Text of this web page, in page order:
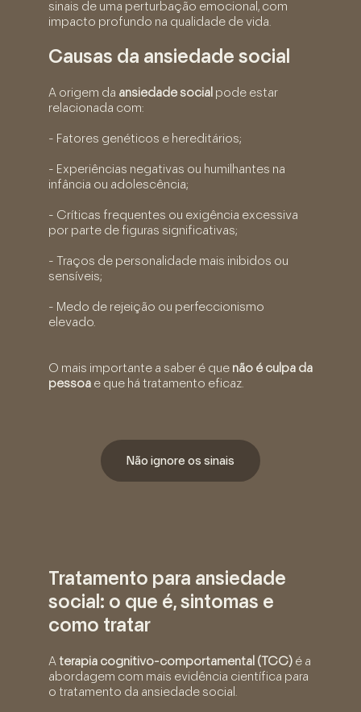
sinais de uma perturbação emocional, com
impacto profundo na qualidade de vida.
Causas da ansiedade social
A origem da ansiedade social pode estar
relacionada com:
- Fatores genéticos e hereditários;
- Experiências negativas ou humilhantes na
infância ou adolescência;
- Críticas frequentes ou exigência excessiva
por parte de figuras significativas;
- Traços de personalidade mais inibidos ou
sensíveis;
- Medo de rejeição ou perfeccionismo
elevado.
O mais importante a saber é que não é culpa da
pessoa e que há tratamento eficaz.
Não ignore os sinais
Tratamento para ansiedade
social: o que é, sintomas e
como tratar
A terapia cognitivo-comportamental (TCC) é a
abordagem com mais evidência científica para
o tratamento da ansiedade social.